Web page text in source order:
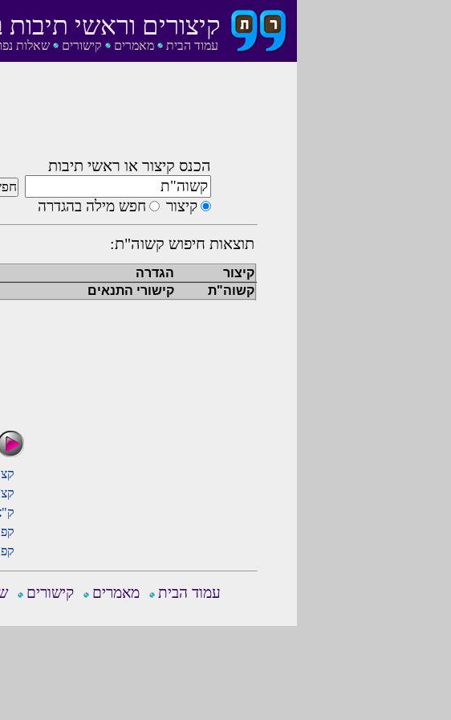
עמוד הבית מאמרים קישורים שאלות
קיצורים וראשי
הכנס קיצור או ראשי תיבות
קיצור חפש מילה בהגדרה
תוצאות חיפוש קשוה"ת:
קיצור הגדרה
קשוה"ת
קישורי התנאים
עמוד הבית מאמרים קישורים